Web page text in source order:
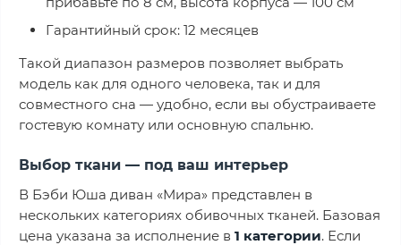
Гарантийный срок: 12 месяцев
Такой диапазон размеров позволяет выбрать
модель как для одного человека, так и для
совместного сна — удобно, если вы обустраиваете
гостевую комнату или основную спальню.
Выбор ткани — под ваш интерьер
В Бэби Юша диван «Мира» представлен в
нескольких категориях обивочных тканей. Базовая
цена указана за исполнение в 1 категории. Если